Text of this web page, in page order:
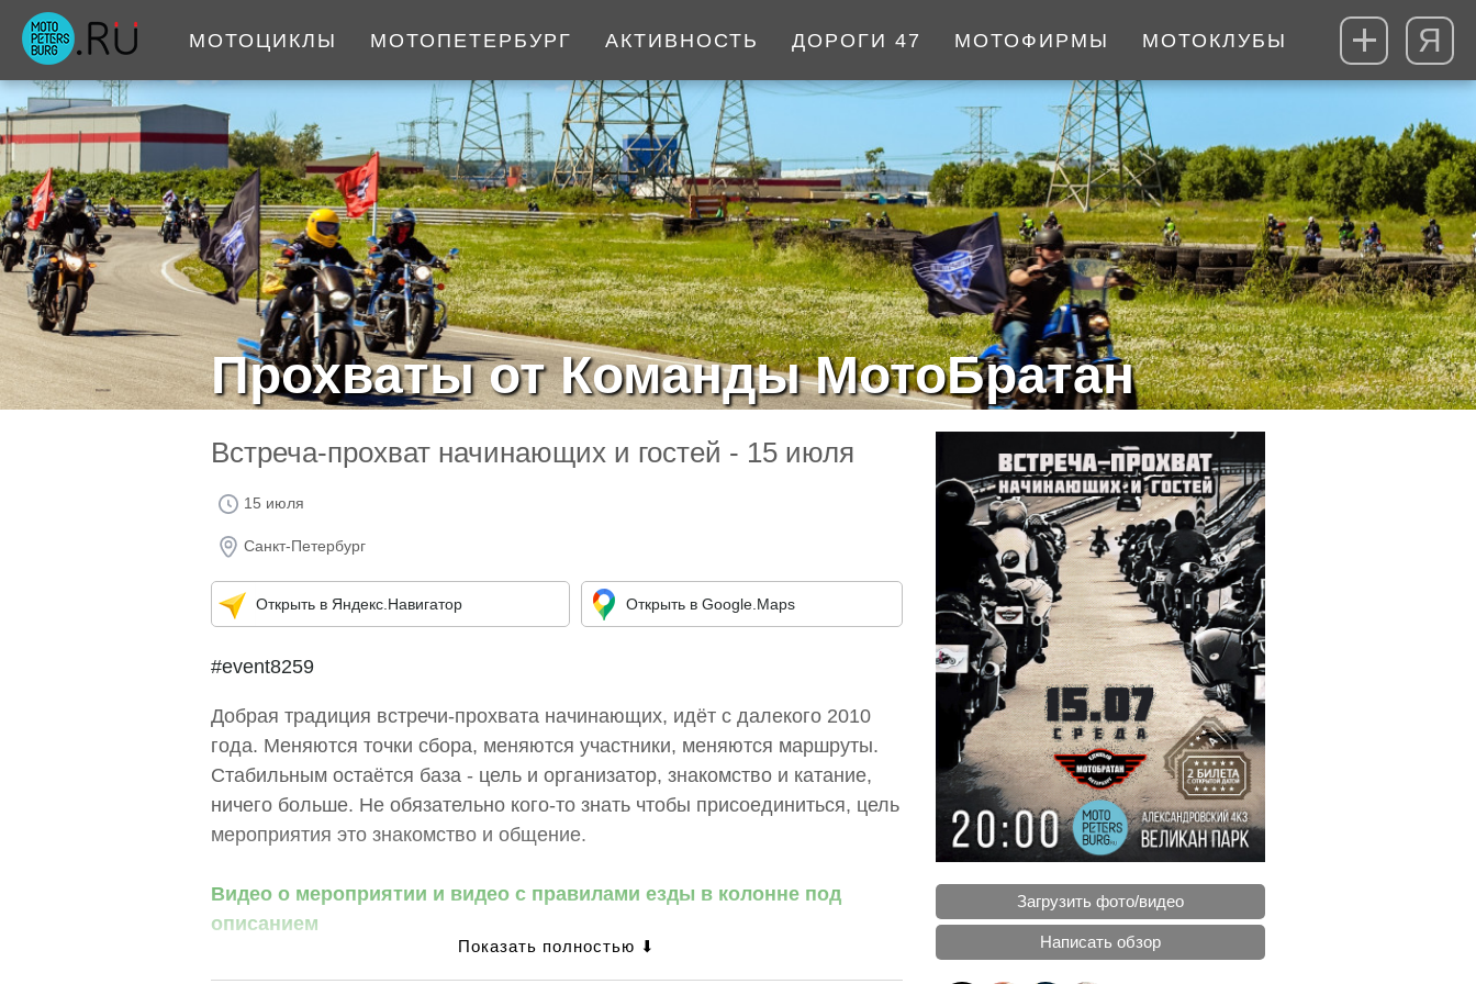
Я
ДОРОГИ 47 МОТОФИРМЫ
МОТОЦИКЛЫ МОТОПЕТЕРБУРГ АКТИВНОСТЬ МОТОКЛУБЫ
Прохваты от Команды МотоБратан
Загрузить фото/видео
Написать обзор
Встреча-прохват начинающих и гостей - 15 июля
15 июля
Санкт-Петербург
Открыть в Яндекс.Навигатор Открыть в Google.Maps
#event8259
Добрая традиция встречи-прохвата начинающих, идёт с далекого 2010
года. Меняются точки сбора, меняются участники, меняются маршруты.
Стабильным остаётся база - цель и организатор, знакомство и катание,
ничего больше. Не обязательно кого-то знать чтобы присоединиться, цель
мероприятия это знакомство и общение.
Видео о мероприятии и видео с правилами езды в колонне под
описанием